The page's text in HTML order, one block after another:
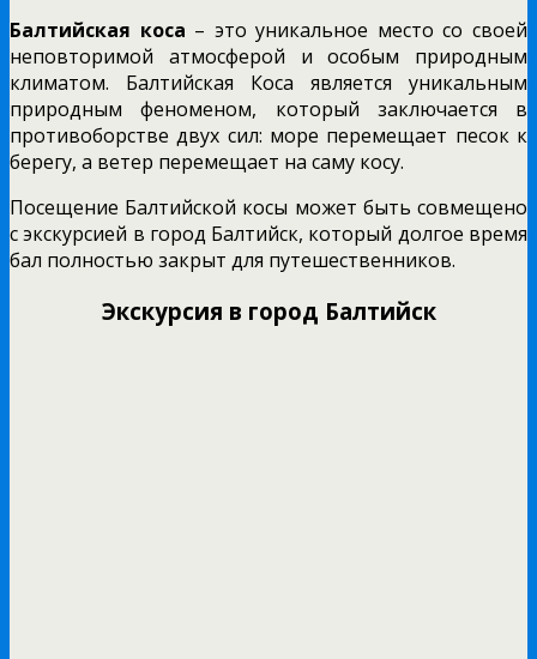
Балтийская коса – это уникальное место со своей
неповторимой атмосферой и особым природным
климатом. Балтийская Коса является уникальным
природным феноменом, который заключается в
противоборстве двух сил: море перемещает песок к
берегу, а ветер перемещает на саму косу.
Посещение Балтийской косы может быть совмещено
с экскурсией в город Балтийск, который долгое время
бал полностью закрыт для путешественников.
Экскурсия в город Балтийск